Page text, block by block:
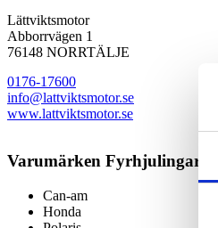
Lättviktsmotor
Abborrvägen 1
76148 NORRTÄLJE
0176-17600
info@lattviktsmotor.se
www.lattviktsmotor.se
Varumärken Fyrhjulingar
Can-am
Honda